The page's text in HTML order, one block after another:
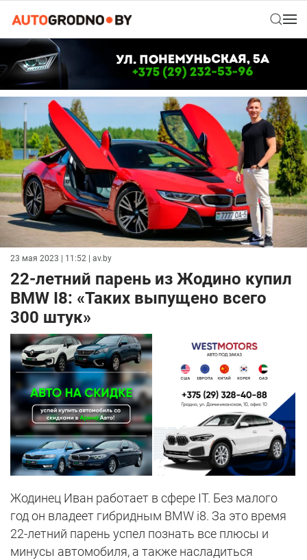
23 мая 2023 | 11:52 | av.by
22-летний парень из Жодино купил
BMW I8: «Таких выпущено всего
300 штук»
Жодинец Иван работает в сфере IT. Без малого
год он владеет гибридным BMW i8. За это время
22-летний парень успел познать все плюсы и
минусы автомобиля, а также насладиться